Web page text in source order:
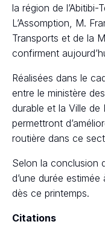
la région de
L’Assomption, M.
Transports et de la
confirment
Réalisées dans le
entre le ministère
durable et la Ville de
permettront
routière dans ce
Selon la conclusion
d’une durée
dès ce printemps.
Citations